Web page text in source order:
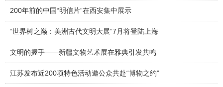
200年前的中国“明信片”在西安集中展示
“世界树之巅：美洲古代文明大展”7月将登陆上海
文明的握手——新疆文物艺术展在雅典引发共鸣
江苏发布近200项特色活动邀公众共赴“博物之约”